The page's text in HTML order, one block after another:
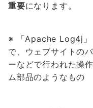
重要になります。
※ 「Apache Log4j」
で、ウェブサイトの
ーなどで行われた操
ム部品のようなもの